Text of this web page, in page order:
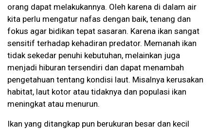
orang dapat melakukannya. Oleh karena di dalam air
kita perlu mengatur nafas dengan baik, tenang dan
fokus agar bidikan tepat sasaran. Karena ikan sangat
sensitif terhadap kehadiran predator. Memanah ikan
tidak sekedar penuhi kebutuhan, melainkan juga
menjadi hiburan tersendiri dan dapat menambah
pengetahuan tentang kondisi laut. Misalnya kerusakan
habitat, laut kotor atau tidaknya dan populasi ikan
meningkat atau menurun.
Ikan yang ditangkap pun berukuran besar dan kecil